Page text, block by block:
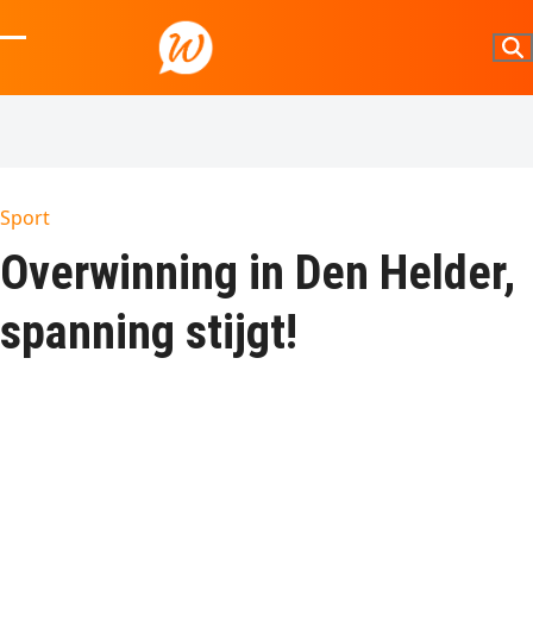
to
mobile
mobile
Sport
Overwinning in Den Helder,
spanning stijgt!